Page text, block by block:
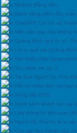
In Nhật ký Bằng Hữu
In Đánh trống điểm đầu
In ChatGPT: Lợi ích và
In Diễn đàn dạo này không
In Quảng Bình quê ta ơi -
In Lời ru quê mẹ Quảng
In Giới thiệu Http://
In You raise me up :)
In Tại Sao Người Do Thái
In Rất vui chào đón các bạn
In Xông đất 2015
In Danh sách khách sạn tại
In Link thông tin liên quan
In Người Do Thái họ là ai
In Con gái Rec-Admin của